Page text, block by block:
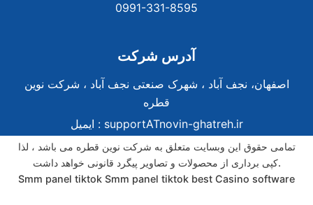
0991-331-8595
آدرس شرکت
اصفهان، نجف آباد ، شهرک صنعتی نجف آباد ، شرکت نوین
قطره
ایمیل : supportATnovin-ghatreh.ir
تمامی حقوق این وبسایت متعلق به شرکت نوین قطره می باشد ، لذا
کپی برداری از محصولات و تصاویر پیگرد قانونی خواهد داشت.
Smm panel tiktok Smm panel tiktok best Casino software